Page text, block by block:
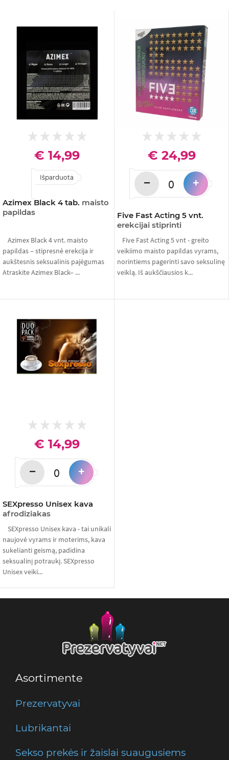
Azimex Black 4 tab. maisto
papildas
€ 14,99
Išparduota
Azimex Black 4 vnt. maisto
papildas – stipresnė erekcija ir
aukštesnis seksualinis pajėgumas
Atraskite Azimex Black– ...
Five Fast Acting 5 vnt.
erekcijai stiprinti
€ 24,99
− +
Five Fast Acting 5 vnt - greito
veikiimo maisto papildas vyrams,
norintiems pagerinti savo seksulinę
veiklą. Iš aukščiausios k...
SEXpresso Unisex kava
afrodiziakas
€ 14,99
− +
SEXpresso Unisex kava - tai unikali
naujovė vyrams ir moterims, kava
sukelianti geismą, padidina
seksualinį potraukį. SEXpresso
Unisex veiki...
Asortimente
Prezervatyvai
Lubrikantai
Sekso prekės ir žaislai suaugusiems